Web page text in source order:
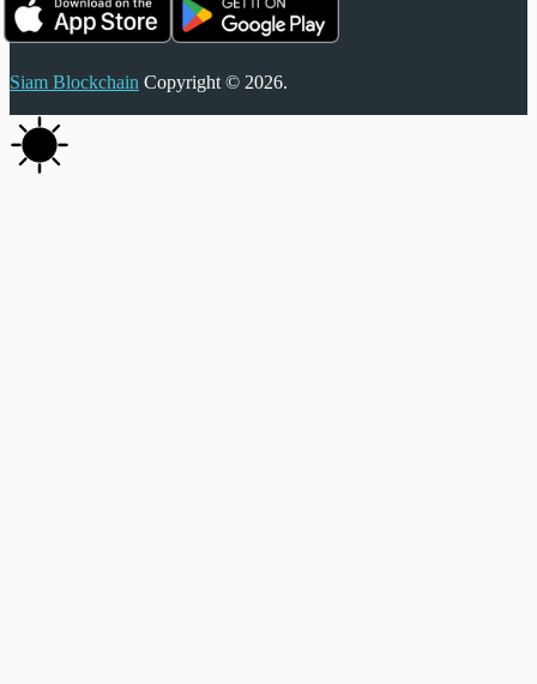
Siam Blockchain Copyright © 2026.